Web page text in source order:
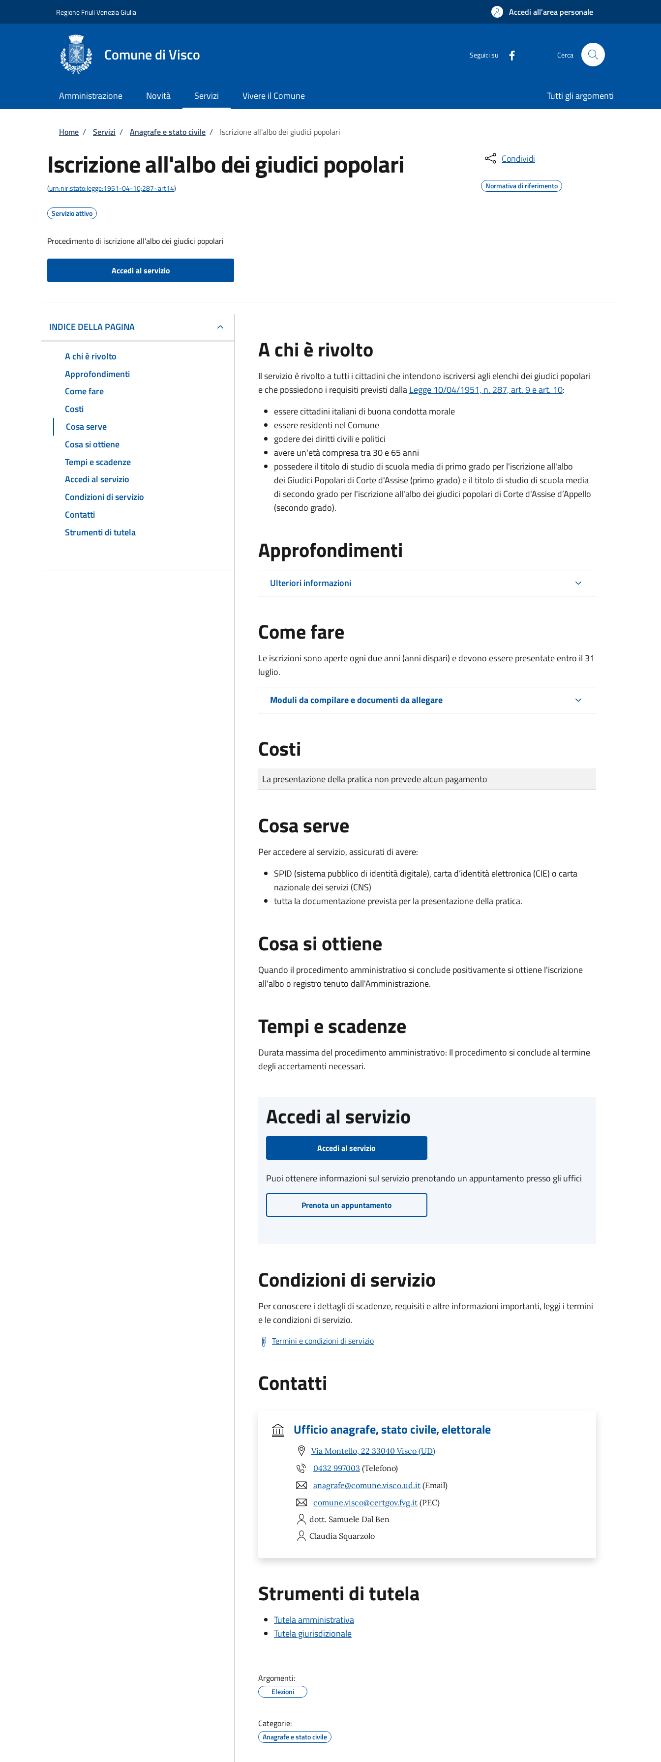
Regione Friuli Venezia Giulia Accedi all'area personale
Comune di Visco Seguici su Cerca
Amministrazione Novità Servizi Vivere il Comune Tutti gli argomenti
Briciole di pane
Home / Servizi / Anagrafe e stato civile / Iscrizione all'albo dei giudici popolari
Iscrizione all'albo dei giudici popolari
(urn:nir:stato:legge:1951-04-10;287~art14)
Servizio attivo
Procedimento di iscrizione all'albo dei giudici popolari
Accedi al servizio
Condividi
Normativa di riferimento
INDICE DELLA PAGINA
A chi è rivolto
Approfondimenti
Come fare
Costi
Cosa serve
Cosa si ottiene
Tempi e scadenze
Accedi al servizio
Condizioni di servizio
Contatti
Strumenti di tutela
A chi è rivolto
Il servizio è rivolto a tutti i cittadini che intendono iscriversi agli elenchi dei giudici popolari
e che possiedono i requisiti previsti dallaLegge 10/04/1951, n. 287, art. 9 e art. 10:
essere cittadini italiani di buona condotta morale
essere residenti nel Comune
godere dei diritti civili e politici
avere un'età compresa tra 30 e 65 anni
possedere il titolo di studio di scuola media di primo grado per l'iscrizione all'albo
dei Giudici Popolari di Corte d'Assise (primo grado) e il titolo di studio di scuola media
di secondo grado per l'iscrizione all'albo dei giudici popolari di Corte d'Assise d’Appello
(secondo grado).
Approfondimenti
Ulteriori informazioni
Come fare
Le iscrizioni sono aperte ogni due anni (anni dispari) e devono essere presentate entro il 31
luglio.
Moduli da compilare e documenti da allegare
Costi
Tipo di pagamento
Importo
La presentazione della pratica non prevede alcun pagamento
Cosa serve
Per accedere al servizio, assicurati di avere:
SPID (sistema pubblico di identità digitale), carta d’identità elettronica (CIE) o carta
nazionale dei servizi (CNS)
tutta la documentazione prevista per la presentazione della pratica.
Cosa si ottiene
Quando il procedimento amministrativo si conclude positivamente si ottiene l'iscrizione
all'albo o registro tenuto dall'Amministrazione.
Tempi e scadenze
Durata massima del procedimento amministrativo: Il procedimento si conclude al termine
degli accertamenti necessari.
Accedi al servizio
Accedi al servizio
Puoi ottenere informazioni sul servizio prenotando un appuntamento presso gli uffici
Prenota un appuntamento
Condizioni di servizio
Per conoscere i dettagli di scadenze, requisiti e altre informazioni importanti, leggi i termini
e le condizioni di servizio.
Termini e condizioni di servizio
Contatti
Ufficio anagrafe, stato civile, elettorale
Via Montello, 22 33040 Visco (UD)
0432 997003 (Telefono)
anagrafe@comune.visco.ud.it (Email)
comune.visco@certgov.fvg.it (PEC)
dott. Samuele Dal Ben
Claudia Squarzolo
Strumenti di tutela
Tutela amministrativa
Tutela giurisdizionale
Argomenti:
Elezioni
Categorie:
Anagrafe e stato civile